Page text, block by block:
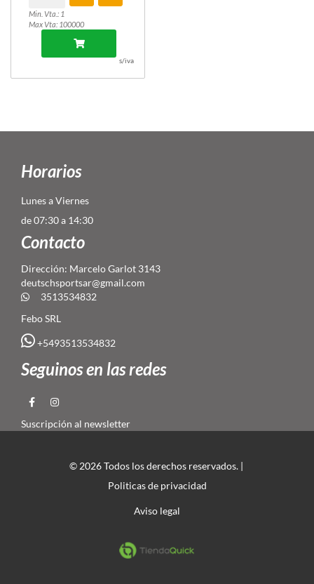
Min. Vta.: 1
Max Vta: 100000
s/iva
Horarios
Lunes a Viernes
de 07:30 a 14:30
Contacto
Dirección: Marcelo Garlot 3143
deutschsportsar@gmail.com
3513534832
Febo SRL
+5493513534832
Seguinos en las redes
Suscripción al newsletter
© 2026 Todos los derechos reservados. |
Politicas de privacidad
Aviso legal